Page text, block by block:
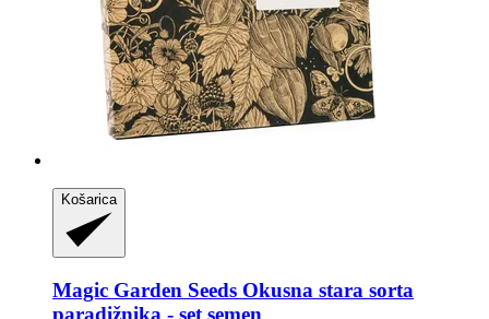
Košarica
Magic Garden Seeds Okusna stara sorta
paradižnika -​ set semen